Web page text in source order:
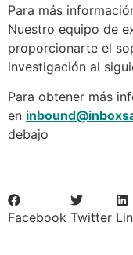
Para más
Nuestro equipo de
proporcionarte el
investigación al
Para obtener más
en
debajo
Facebook Twitter